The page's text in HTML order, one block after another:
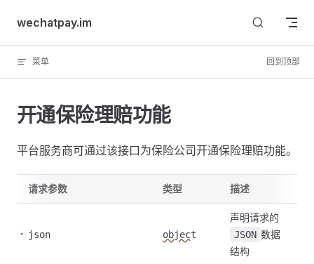
Skip to content
wechatpay.im
菜单 回到顶部
开通保险理赔功能
平台服务商可通过该接口为保险公司开通保险理赔功能。
请求参数 类型 描述
json object
声明请求的
JSON 数据
结构